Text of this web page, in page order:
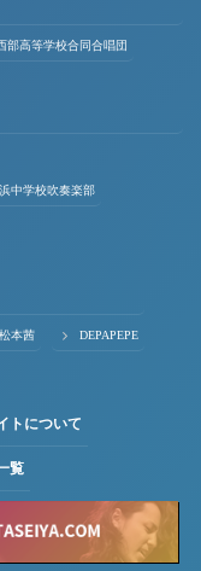
部高等学校合同合唱団
中学校吹奏楽部
松本茜 DEPAPEPE
トについて
覧